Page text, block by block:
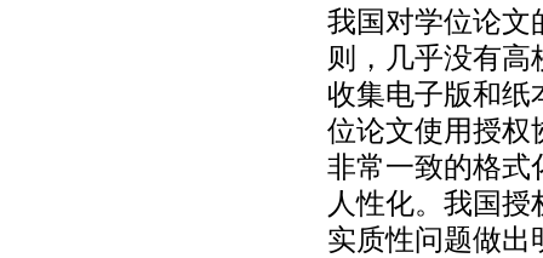
我国对学位论文
则，几乎没有
收集电子版和纸
位论文使用授权
非常一致的格式
人性化。我国
实质性问题做出